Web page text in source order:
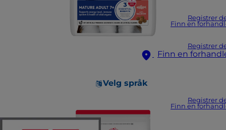
Registrer
Finn en
Registrer
Finn en
Velg språk
Registrer
Finn en